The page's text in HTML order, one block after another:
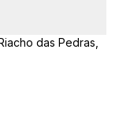
e
os nossos
apresentado
das Pedras,